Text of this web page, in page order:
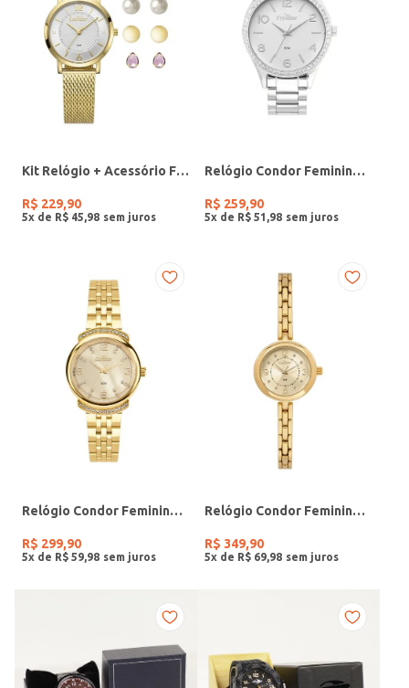
Kit Relógio + Acessório Feminino DOURADO
R$ 229,90
5x de R$ 45 98
Relógio Condor Feminino PRATA
R$ 259,90
5x de R$ 51 98
Relógio Condor Feminino DOURADO
R$ 299,90
5x de R$ 59 98
Relógio Condor Feminino DOURADO
R$ 349,90
5x de R$ 69 98